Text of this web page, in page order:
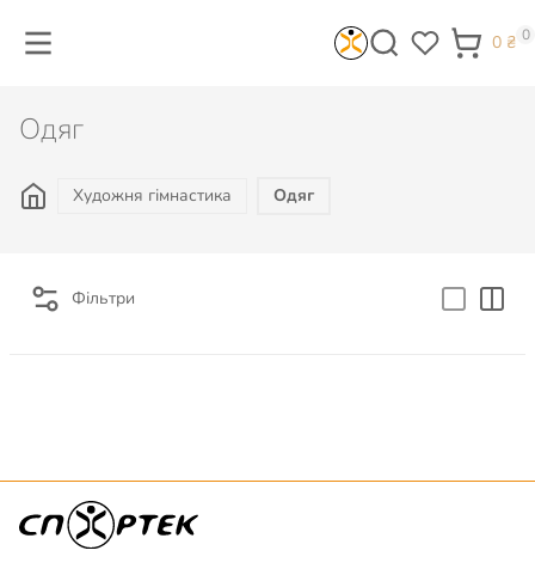
0 ₴ 0
Одяг
Художня гімнастика Одяг
Фільтри